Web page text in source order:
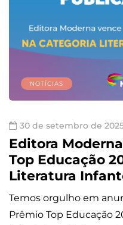
NOTÍCIAS
30 de setembro de
Editora
Top Educação
Literatura
Temos orgulho em
Prêmio Top Educação